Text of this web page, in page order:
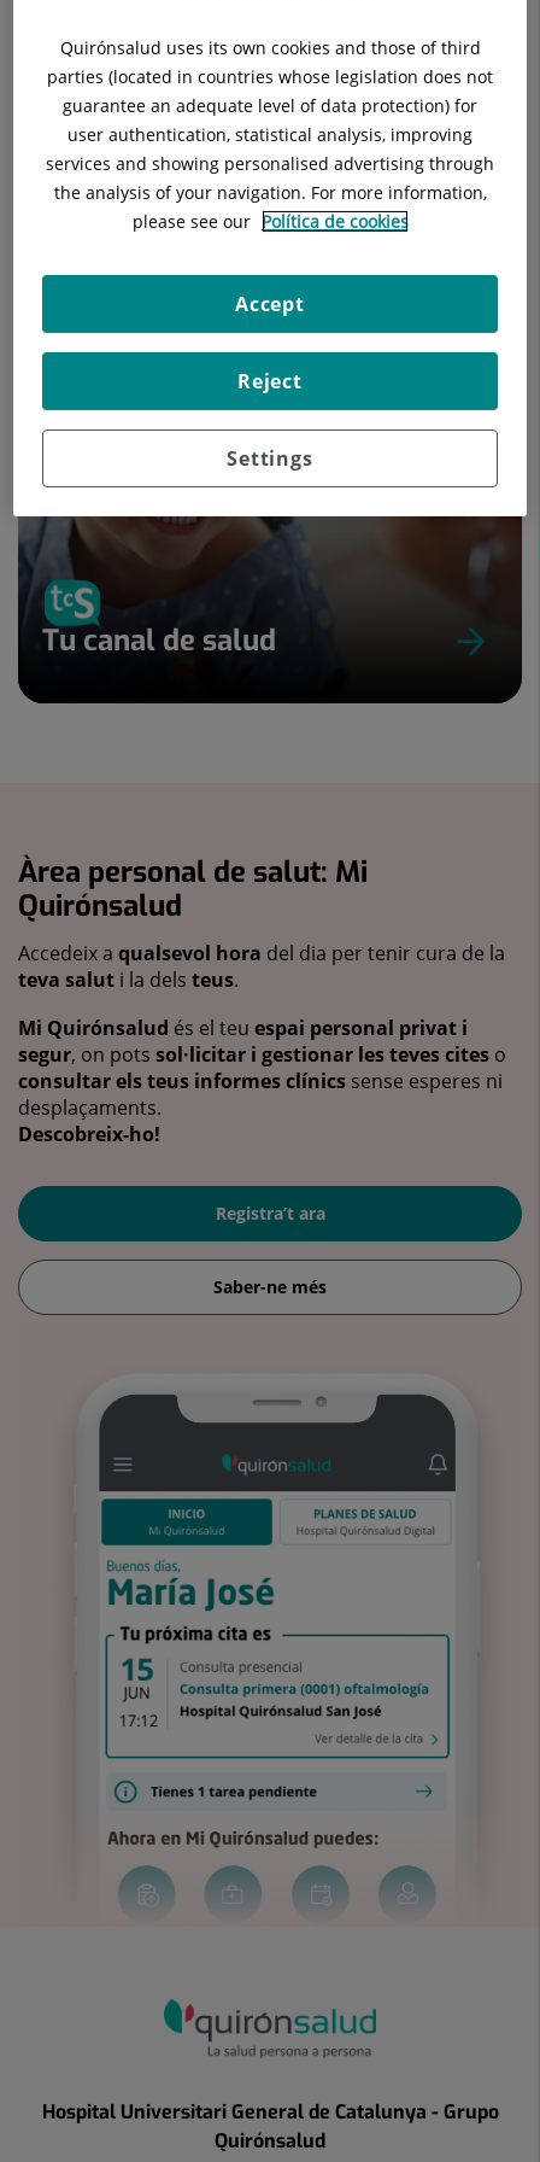
Els nostres blogs
Tu canal de salud
Àrea personal de salut: Mi
Quirónsalud
Accedeix a qualsevol hora del dia per tenir cura de la
teva salut i la dels teus.
Mi Quirónsalud és el teu espai personal privat i
segur, on pots sol·licitar i gestionar les teves cites o
consultar els teus informes clínics sense esperes ni
desplaçaments.
Descobreix-ho!
Registra’t ara
Saber-ne més
Hospital Universitari General de Catalunya - Grupo
Quirónsalud
Quirónsalud uses its own cookies and those of third
parties (located in countries whose legislation does not
guarantee an adequate level of data protection) for
user authentication, statistical analysis, improving
services and showing personalised advertising through
the analysis of your navigation. For more information,
please see our Política de cookies
Settings
Reject
Accept